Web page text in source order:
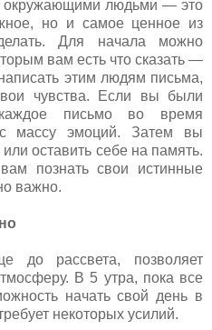
окружающими людьми — это
но и самое ценное из
Для начала можно
вам есть что сказать —
этим людям письма,
чувства. Если вы были
каждое письмо во время
массу эмоций. Затем вы
оставить себе на память.
познать свои истинные
важно.
до рассвета, позволяет
В 5 утра, пока все
начать свой день в
некоторых усилий.